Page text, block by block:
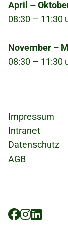
Bedarf
April –
08:30 – 11:30
November –
08:30 – 11:30
Impressum
Intranet
Datenschutz
AGB
Icons